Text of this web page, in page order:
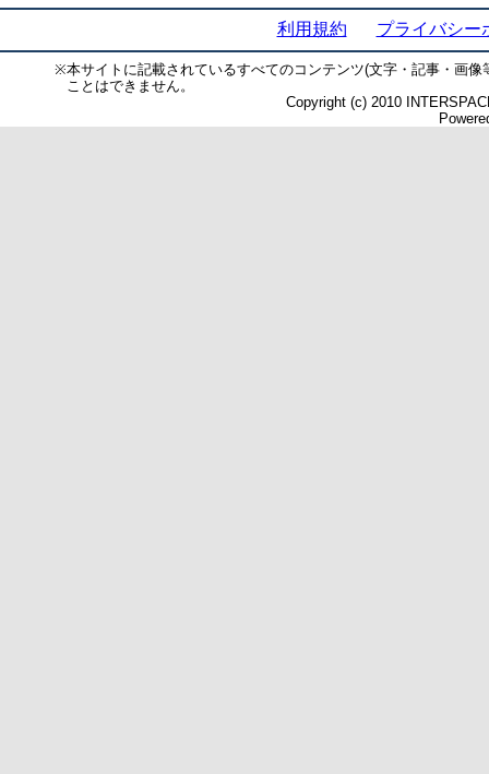
利用規約 プライバシー
※本サイトに記載されているすべてのコンテンツ(文字・記事・画
ことはできません。
Copyright (c) 2010